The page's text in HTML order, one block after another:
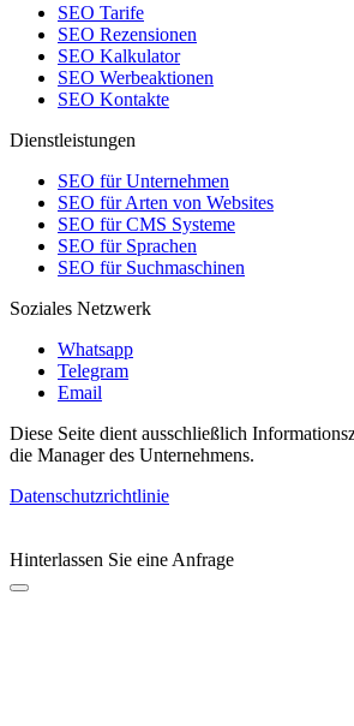
SEO Tarife
SEO Rezensionen
SEO Kalkulator
SEO Werbeaktionen
SEO Kontakte
Dienstleistungen
SEO für Unternehmen
SEO für Arten von Websites
SEO für CMS Systeme
SEO für Sprachen
SEO für Suchmaschinen
Soziales Netzwerk
Whatsapp
Telegram
Email
Diese Seite dient ausschließlich
die Manager des Unternehmens.
Datenschutzrichtlinie
Hinterlassen Sie eine Anfrage